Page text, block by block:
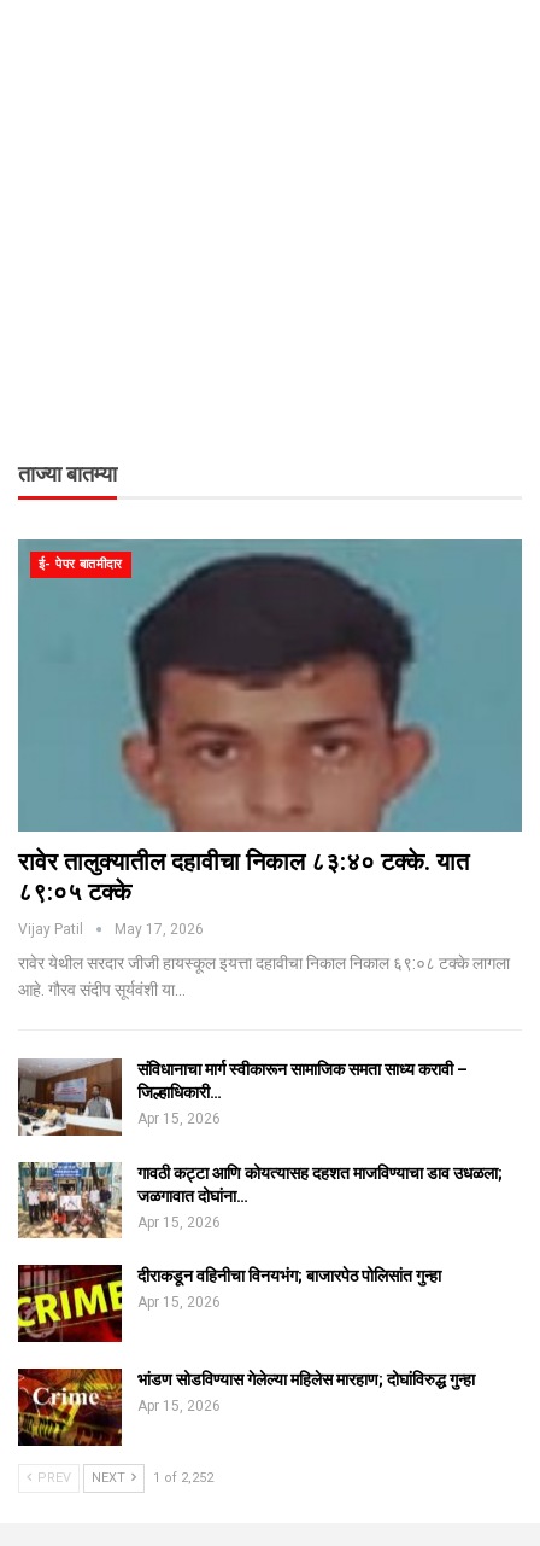
ताज्या बातम्या
ई- पेपर बातमीदार
रावेर तालुक्यातील दहावीचा निकाल ८३:४० टक्के. यात
८९:०५ टक्के
Vijay Patil May 17, 2026
रावेर येथील सरदार जीजी हायस्कूल इयत्ता दहावीचा निकाल निकाल ६९:०८ टक्के लागला
आहे. गौरव संदीप सूर्यवंशी या…
संविधानाचा मार्ग स्वीकारून सामाजिक समता साध्य करावी –
जिल्हाधिकारी…
Apr 15, 2026
गावठी कट्टा आणि कोयत्यासह दहशत माजविण्याचा डाव उधळला;
जळगावात दोघांना…
Apr 15, 2026
दीराकडून वहिनीचा विनयभंग; बाजारपेठ पोलिसांत गुन्हा
Apr 15, 2026
भांडण सोडविण्यास गेलेल्या महिलेस मारहाण; दोघांविरुद्ध गुन्हा
Apr 15, 2026
PREV NEXT 1 of 2,252